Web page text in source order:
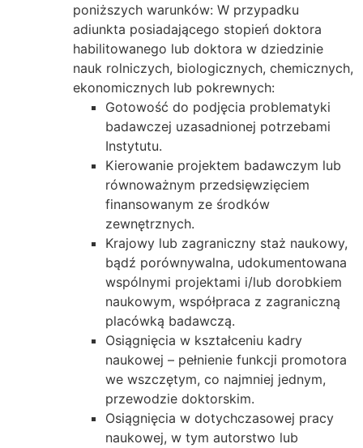
poniższych warunków: W przypadku
adiunkta posiadającego stopień doktora
habilitowanego lub doktora w dziedzinie
nauk rolniczych, biologicznych, chemicznych,
ekonomicznych lub pokrewnych:
Gotowość do podjęcia problematyki
badawczej uzasadnionej potrzebami
Instytutu.
Kierowanie projektem badawczym lub
równoważnym przedsięwzięciem
finansowanym ze środków
zewnętrznych.
Krajowy lub zagraniczny staż naukowy,
bądź porównywalna, udokumentowana
wspólnymi projektami i/lub dorobkiem
naukowym, współpraca z zagraniczną
placówką badawczą.
Osiągnięcia w kształceniu kadry
naukowej – pełnienie funkcji promotora
we wszczętym, co najmniej jednym,
przewodzie doktorskim.
Osiągnięcia w dotychczasowej pracy
naukowej, w tym autorstwo lub